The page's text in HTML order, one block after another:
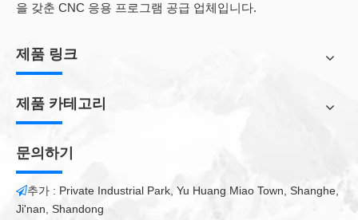
을 갖춘 CNC 응용 프로그램 공급 업체입니다.
제품 링크
제품 카테고리
문의하기
추가 : Private Industrial Park, Yu Huang Miao Town, Shanghe,
Ji'nan, Shandong